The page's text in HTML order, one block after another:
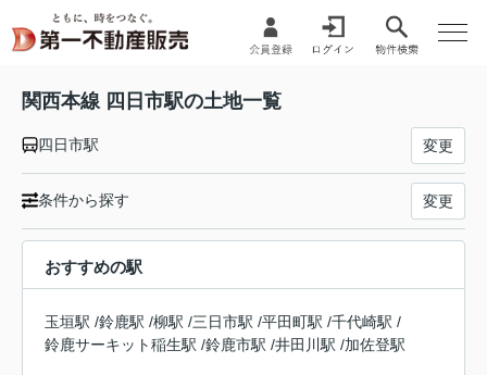
関西本線 四日市駅の土地一覧
四日市駅 変更
条件から探す 変更
おすすめの駅
玉垣駅 /鈴鹿駅 /柳駅 /三日市駅 /平田町駅 /千代崎駅 /
鈴鹿サーキット稲生駅 /鈴鹿市駅 /井田川駅 /加佐登駅